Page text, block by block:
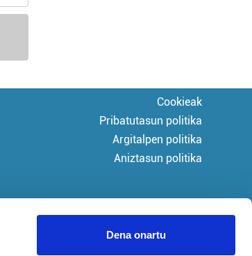
Dena onartu
Cookieak
Pribatutasun politika
Argitalpen politika
Aniztasun politika